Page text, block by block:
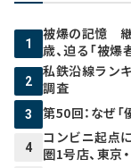
1
被爆の記憶
歳、迫る「被爆
2
私鉄沿線ラン
調査
3 第50回：なぜ
4
コンビニ起点
圏1号店、東京